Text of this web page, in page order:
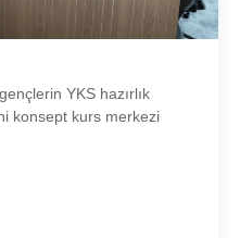
YKS hazırlık
konsept kurs merkezi